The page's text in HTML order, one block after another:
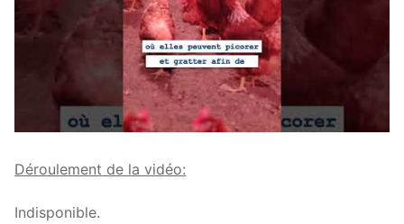
Déroulement de la vidéo:
Indisponible.